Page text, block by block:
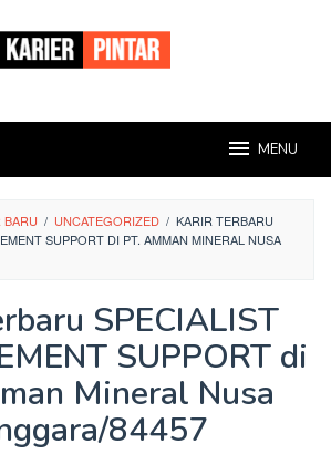
MENU
BARU / UNCATEGORIZED / KARIR TERBARU
SUPPORT DI PT. AMMAN MINERAL NUSA
SPECIALIST
SUPPORT di
Mineral Nusa
84457